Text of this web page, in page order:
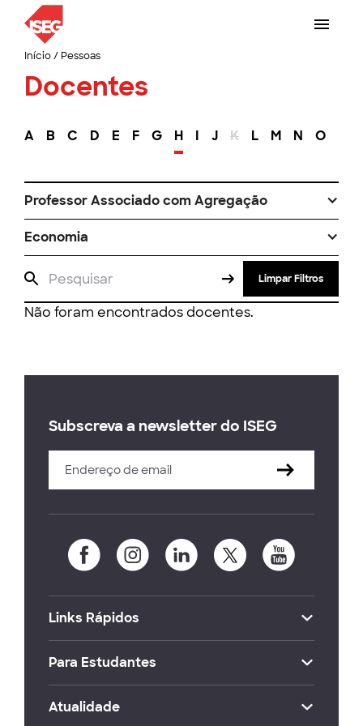
Início/ Pessoas
Docentes
A B C D E F G H I J K L M N O
Professor Associado com Agregação
Economia
Limpar Filtros
Não foram encontrados docentes.
Subscreva a newsletter do ISEG
Links Rápidos
Para Estudantes
Atualidade